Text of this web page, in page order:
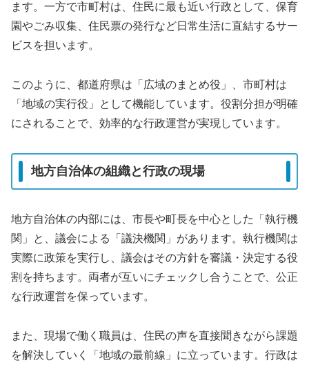
ます。一方で市町村は、住民に最も近い行政として、保育
園やごみ収集、住民票の発行など日常生活に直結するサー
ビスを担います。
このように、都道府県は「広域のまとめ役」、市町村は
「地域の実行役」として機能しています。役割分担が明確
にされることで、効率的な行政運営が実現しています。
地方自治体の組織と行政の現場
地方自治体の内部には、市長や町長を中心とした「執行機
関」と、議会による「議決機関」があります。執行機関は
実際に政策を実行し、議会はその方針を審議・決定する役
割を持ちます。両者が互いにチェックし合うことで、公正
な行政運営を保っています。
また、現場で働く職員は、住民の声を直接聞きながら課題
を解決していく「地域の最前線」に立っています。行政は